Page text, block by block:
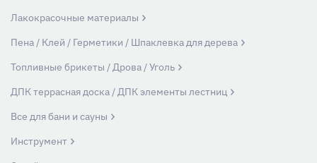
Лакокрасочные материалы
Пена / Клей / Герметики / Шпаклевка для дерева
Топливные брикеты / Дрова / Уголь
ДПК террасная доска / ДПК элементы лестниц
Все для бани и сауны
Инструмент